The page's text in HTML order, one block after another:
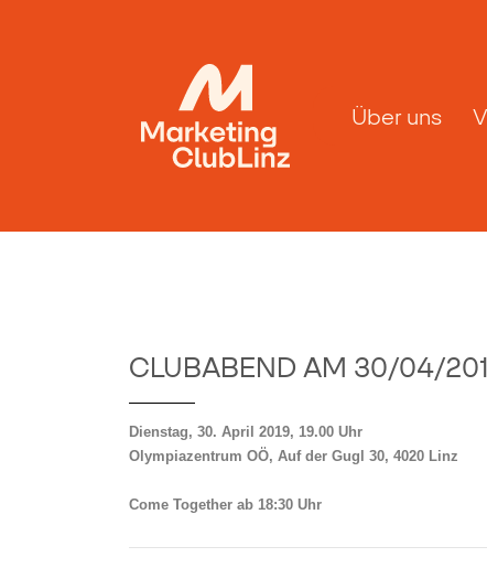
Über uns
CLUBABEND AM 30/04/
Dienstag, 30. April 2019, 19.00 Uhr
Olympiazentrum OÖ, Auf der Gugl 30, 4020 Linz
Come Together ab 18:30 Uhr